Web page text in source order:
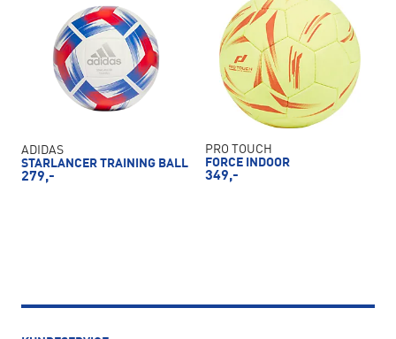
ADIDAS
STARLANCER TRAINING BALL
279,-
PRO TOUCH
FORCE INDOOR
349,-